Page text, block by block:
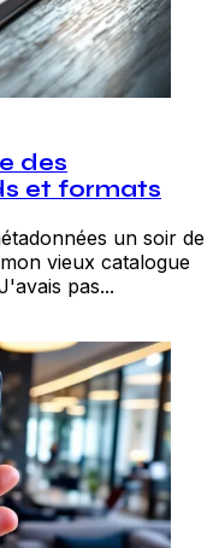
des
et formats
un soir de
vieux catalogue
pas...